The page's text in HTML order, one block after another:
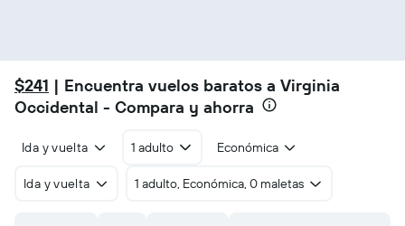
$241 | Encuentra vuelos baratos a Virginia
Occidental - Compara y ahorra
Ida y vuelta 1 adulto Económica
Ida y vuelta 1 adulto, Económica, 0 maletas